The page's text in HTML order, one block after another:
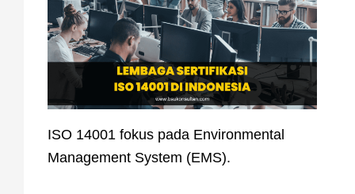
ISO 14001 fokus pada Environmental
Management System (EMS).